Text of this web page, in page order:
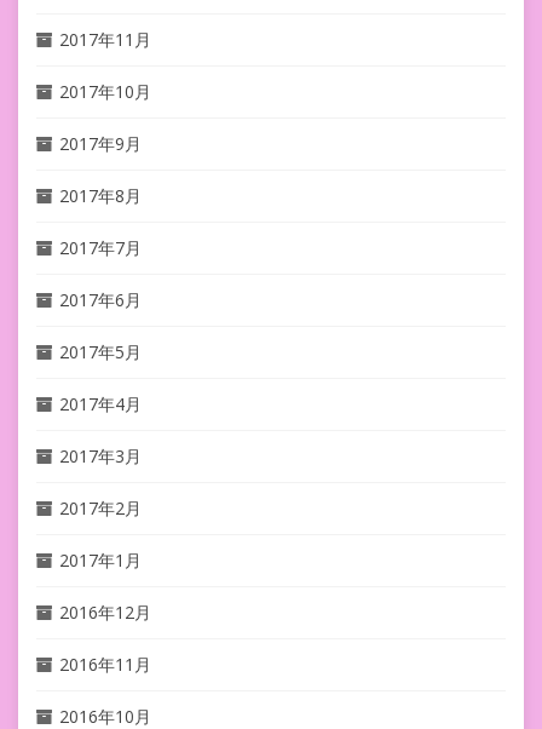
2017年11月
2017年10月
2017年9月
2017年8月
2017年7月
2017年6月
2017年5月
2017年4月
2017年3月
2017年2月
2017年1月
2016年12月
2016年11月
2016年10月